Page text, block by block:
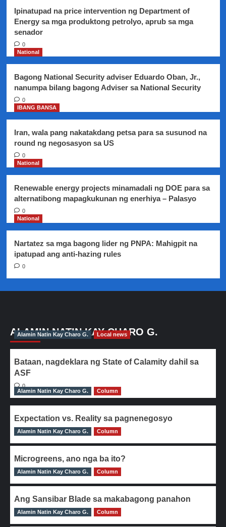
Kamara,
muling
ahensya
ng
Ipinatupad na price intervention ng Department of
Energy sa mga produktong petrolyo, aprub sa mga
senador
0
National
Bagong National Security adviser Eduardo Oban, Jr.,
nanumpa bilang bagong Adviser sa National Security
0
IBANG BANSA
Iran, wala pang nakatakdang petsa para sa susunod na
round ng negosasyon sa US
0
National
Renewable energy projects minamadali ng DOE para sa
alternatibong mapagkukunan ng enerhiya – Palasyo
0
National
Nartatez sa mga bagong lider ng PNPA: Mahigpit na
ipatupad ang anti-hazing rules
0
ALAMIN NATIN KAY CHARO G.
Alamin Natin Kay Charo G. Local news
Bataan, nagdeklara ng State of Calamity dahil sa
ASF
0
Alamin Natin Kay Charo G.
Column
Expectation vs. Reality sa pagnenegosyo
0
Alamin Natin Kay Charo G. Column
Microgreens, ano nga ba ito?
0
Alamin Natin Kay Charo G. Column
Ang Sansibar Blade sa makabagong panahon
0
Alamin Natin Kay Charo G. Column